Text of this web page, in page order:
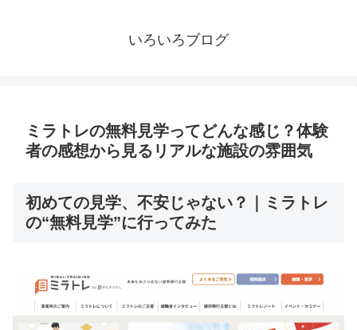
いろいろブログ
ミラトレの無料見学ってどんな感じ？体験
者の感想から見るリアルな施設の雰囲気
初めての見学、不安じゃない？｜ミラトレ
の“無料見学”に行ってみた